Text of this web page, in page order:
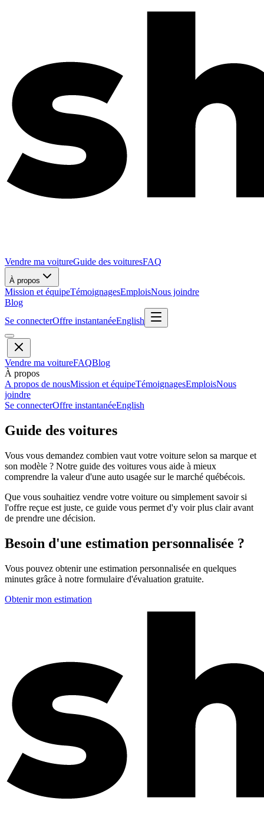
Vendre ma voitureGuide des voituresFAQ
À propos
Mission et équipeTémoignagesEmploisNous joindre
Blog
Se connecterOffre instantanéeEnglish
Vendre ma voitureFAQBlog
À propos
A propos de nousMission et équipeTémoignagesEmploisNous
joindre
Se connecterOffre instantanéeEnglish
Guide des voitures
Vous vous demandez combien vaut votre voiture selon sa marque et
son modèle ? Notre guide des voitures vous aide à mieux
comprendre la valeur d'une auto usagée sur le marché québécois.
Que vous souhaitiez vendre votre voiture ou simplement savoir si
l'offre reçue est juste, ce guide vous permet d'y voir plus clair avant
de prendre une décision.
Besoin d'une estimation personnalisée ?
Vous pouvez obtenir une estimation personnalisée en quelques
minutes grâce à notre formulaire d'évaluation gratuite.
Obtenir mon estimation